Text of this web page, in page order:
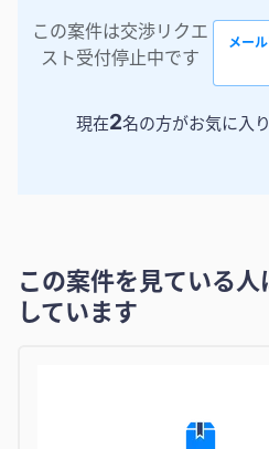
この案件は交渉リクエ
スト受付停止中です
メー
現在2名の方がお気に入
この案件を見ている
しています